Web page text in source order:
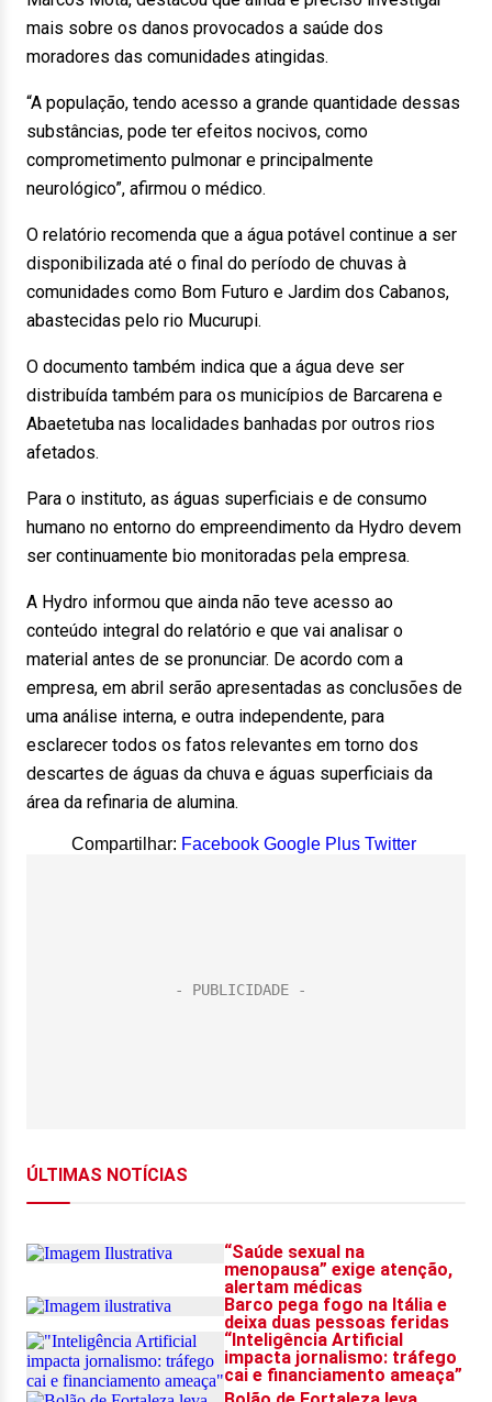
mais sobre os danos provocados a saúde dos
moradores das comunidades atingidas.
“A população, tendo acesso a grande quantidade dessas
substâncias, pode ter efeitos nocivos, como
comprometimento pulmonar e principalmente
neurológico”, afirmou o médico.
O relatório recomenda que a água potável continue a ser
disponibilizada até o final do período de chuvas à
comunidades como Bom Futuro e Jardim dos Cabanos,
abastecidas pelo rio Mucurupi.
O documento também indica que a água deve ser
distribuída também para os municípios de Barcarena e
Abaetetuba nas localidades banhadas por outros rios
afetados.
Para o instituto, as águas superficiais e de consumo
humano no entorno do empreendimento da Hydro devem
ser continuamente bio monitoradas pela empresa.
A Hydro informou que ainda não teve acesso ao
conteúdo integral do relatório e que vai analisar o
material antes de se pronunciar. De acordo com a
empresa, em abril serão apresentadas as conclusões de
uma análise interna, e outra independente, para
esclarecer todos os fatos relevantes em torno dos
descartes de águas da chuva e águas superficiais da
área da refinaria de alumina.
Compartilhar: Facebook Google Plus Twitter